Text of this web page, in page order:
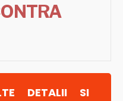
DETALII SI